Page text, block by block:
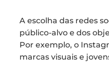
A escolha das redes
público-alvo e dos
Por exemplo, o
marcas visuais e